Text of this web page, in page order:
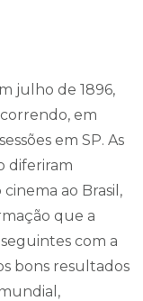
julho de 1896,
em
em SP. As
diferiram
ao Brasil,
que a
com a
bons resultados